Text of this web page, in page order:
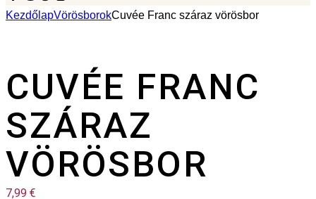
KezdőlapVörösborokCuvée Franc száraz vörösbor
CUVÉE FRANC
SZÁRAZ
VÖRÖSBOR
7,99 €